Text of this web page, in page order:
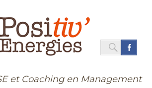
et Coaching en Management
SearchSEARCH